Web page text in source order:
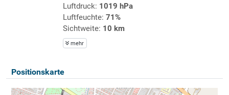
Luftdruck: 1019 hPa
Luftfeuchte: 71%
Sichtweite: 10 km
mehr
Positionskarte